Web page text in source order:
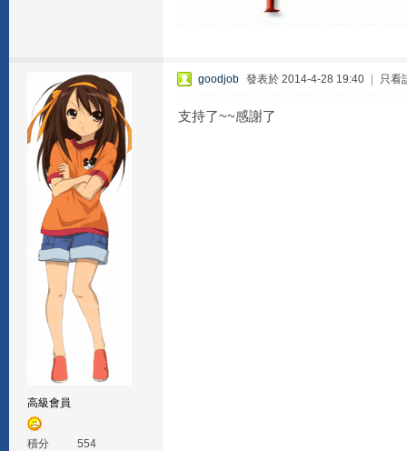
高級會員
積分
554
goodjob 發表於 2014-4-28 19:40 只看
支持了~~感謝了